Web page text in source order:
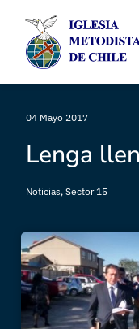
04 Mayo 2017
Lenga
Noticias, Sector 15